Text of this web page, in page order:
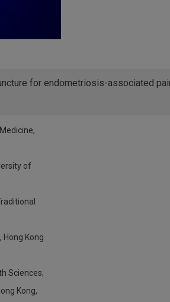
for endometriosis-associated
of
Kong
Sciences;
Kong,